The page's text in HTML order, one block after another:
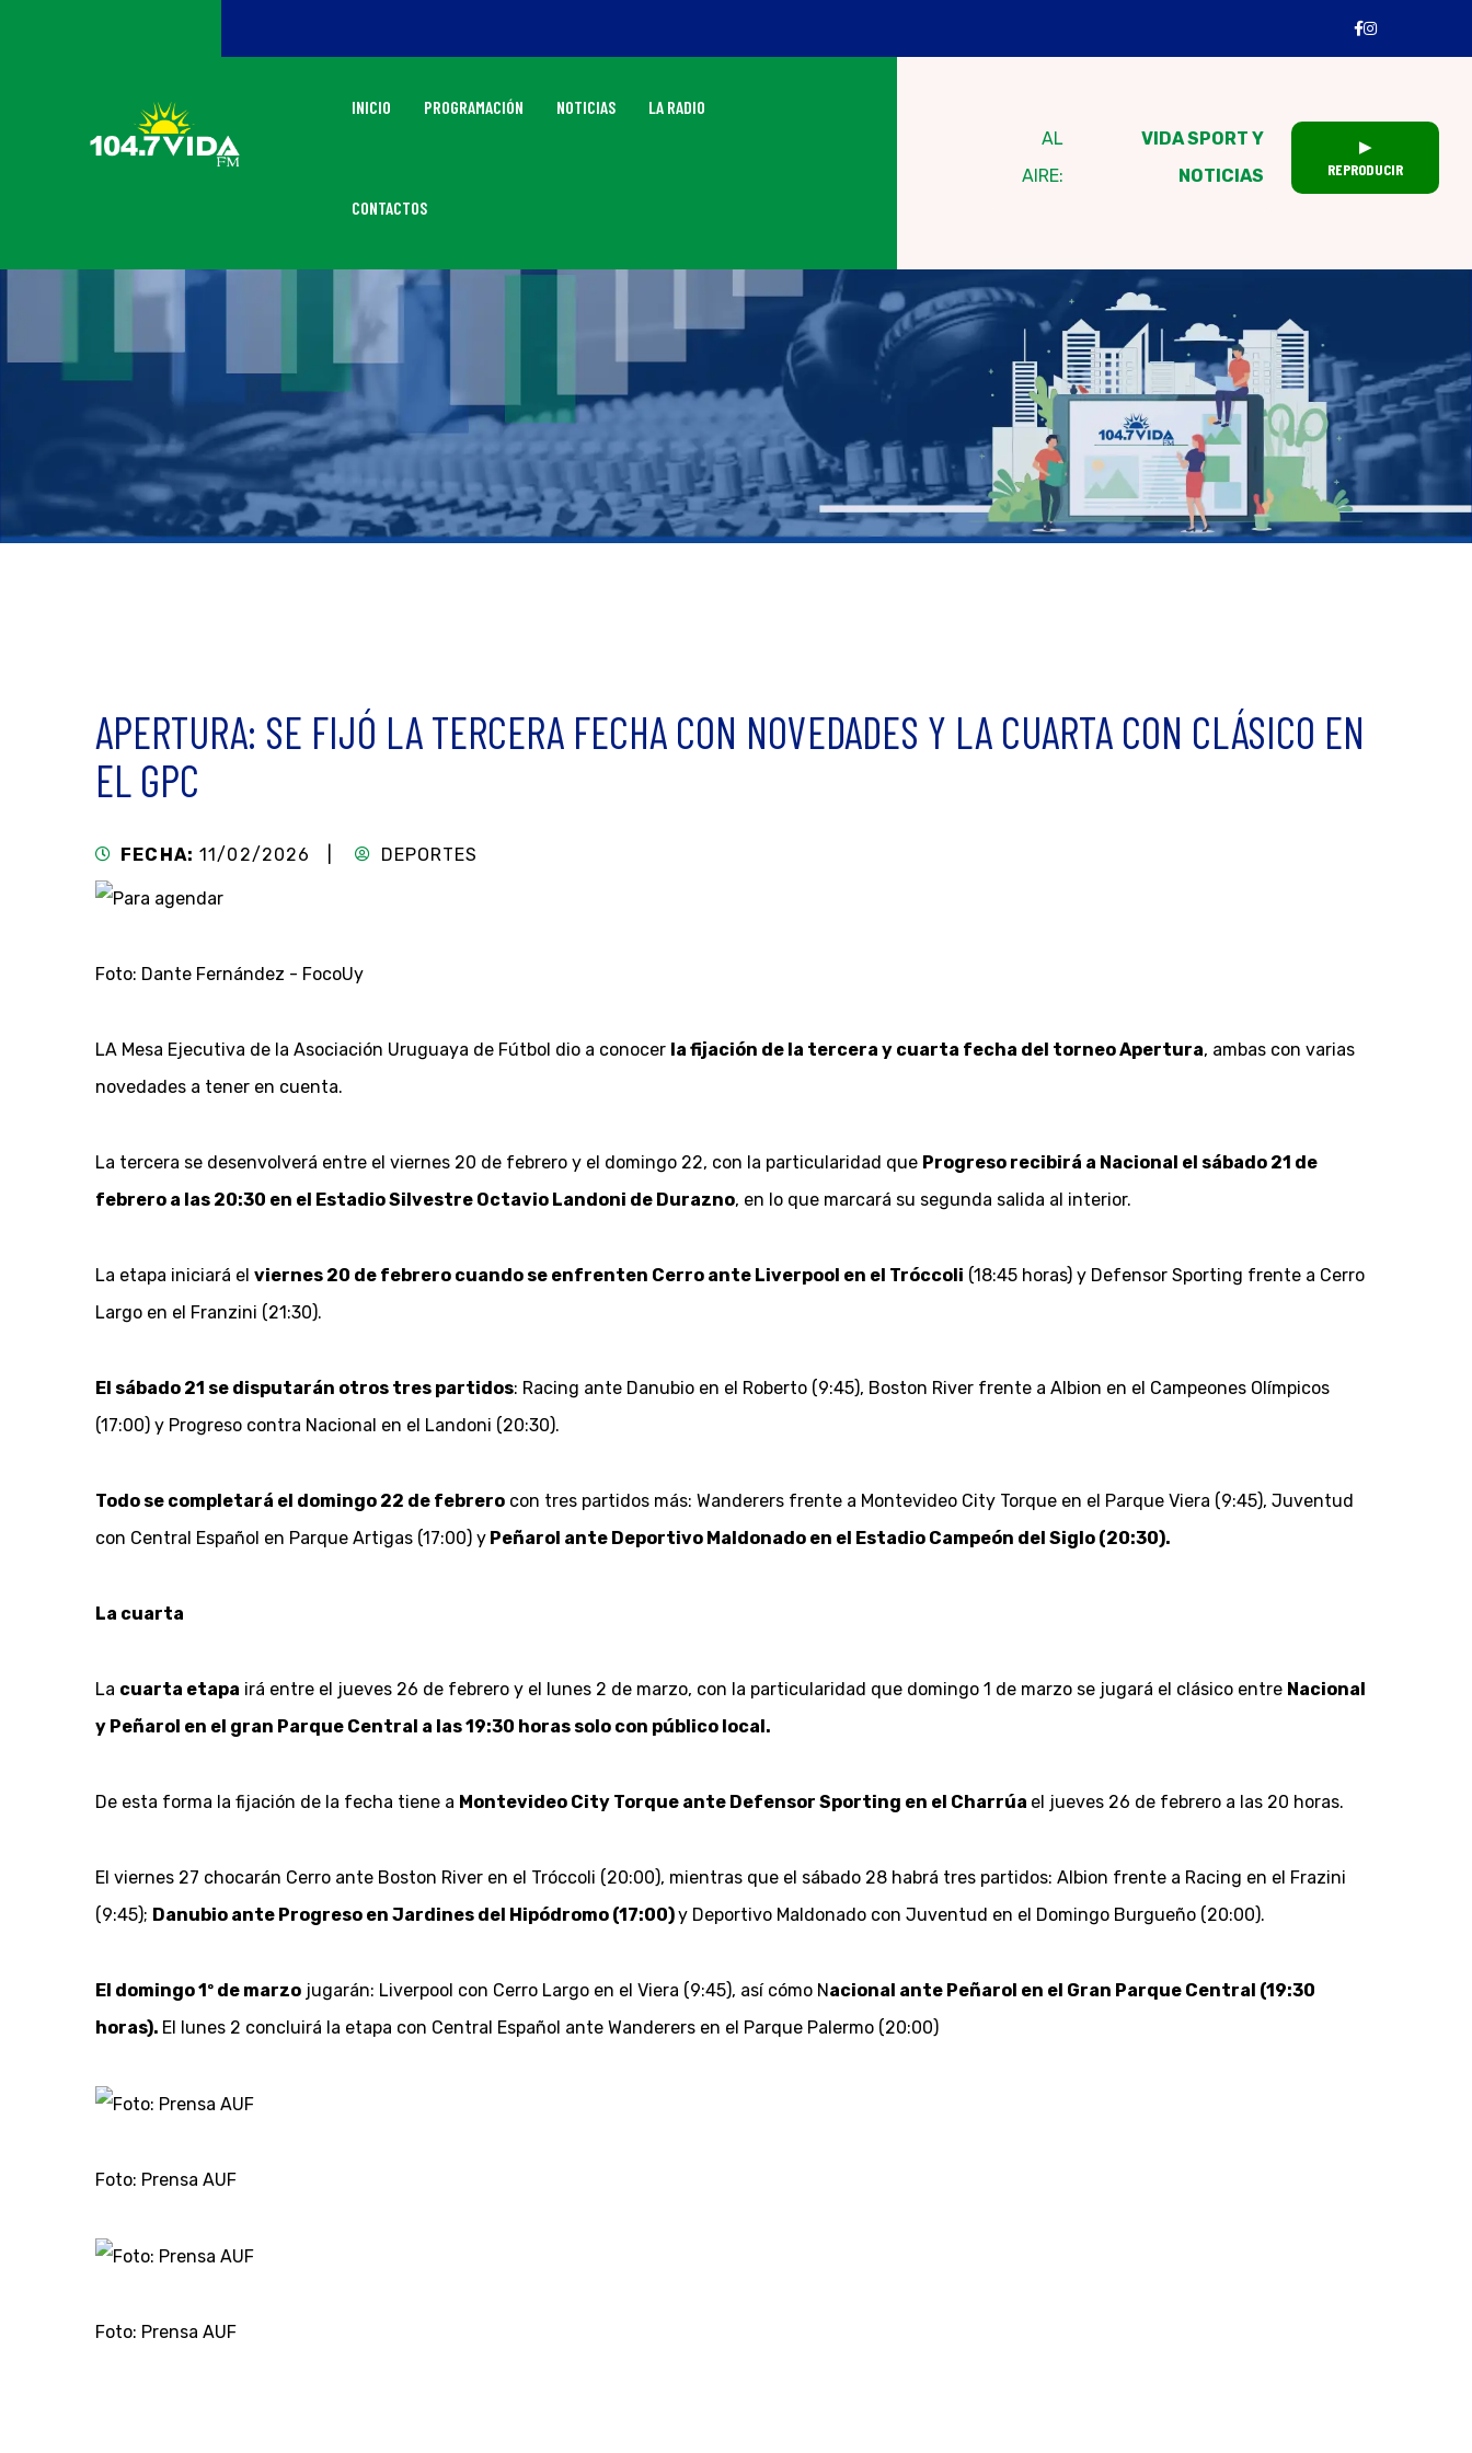
INICIO PROGRAMACIÓN NOTICIAS LA RADIO
CONTACTOS
AL
AIRE:
VIDA SPORT Y
NOTICIAS
▶
REPRODUCIR
APERTURA: SE FIJÓ LA TERCERA FECHA CON NOVEDADES Y LA CUARTA CON CLÁSICO EN
EL GPC
FECHA: 11/02/2026 | DEPORTES
Foto: Dante Fernández - FocoUy
LA Mesa Ejecutiva de la Asociación Uruguaya de Fútbol dio a conocer la fijación de la tercera y cuarta fecha del torneo Apertura, ambas con varias
novedades a tener en cuenta.
La tercera se desenvolverá entre el viernes 20 de febrero y el domingo 22, con la particularidad que Progreso recibirá a Nacional el sábado 21 de
febrero a las 20:30 en el Estadio Silvestre Octavio Landoni de Durazno, en lo que marcará su segunda salida al interior.
La etapa iniciará el viernes 20 de febrero cuando se enfrenten Cerro ante Liverpool en el Tróccoli (18:45 horas) y Defensor Sporting frente a Cerro
Largo en el Franzini (21:30).
El sábado 21 se disputarán otros tres partidos: Racing ante Danubio en el Roberto (9:45), Boston River frente a Albion en el Campeones Olímpicos
(17:00) y Progreso contra Nacional en el Landoni (20:30).
Todo se completará el domingo 22 de febrero con tres partidos más: Wanderers frente a Montevideo City Torque en el Parque Viera (9:45), Juventud
con Central Español en Parque Artigas (17:00) y Peñarol ante Deportivo Maldonado en el Estadio Campeón del Siglo (20:30).
La cuarta
La cuarta etapa irá entre el jueves 26 de febrero y el lunes 2 de marzo, con la particularidad que domingo 1 de marzo se jugará el clásico entre Nacional
y Peñarol en el gran Parque Central a las 19:30 horas solo con público local.
De esta forma la fijación de la fecha tiene a Montevideo City Torque ante Defensor Sporting en el Charrúa el jueves 26 de febrero a las 20 horas.
El viernes 27 chocarán Cerro ante Boston River en el Tróccoli (20:00), mientras que el sábado 28 habrá tres partidos: Albion frente a Racing en el Frazini
(9:45); Danubio ante Progreso en Jardines del Hipódromo (17:00)y Deportivo Maldonado con Juventud en el Domingo Burgueño (20:00).
El domingo 1º de marzo jugarán: Liverpool con Cerro Largo en el Viera (9:45), así cómo Nacional ante Peñarol en el Gran Parque Central (19:30
horas). El lunes 2 concluirá la etapa con Central Español ante Wanderers en el Parque Palermo (20:00)
Foto: Prensa AUF
Foto: Prensa AUF